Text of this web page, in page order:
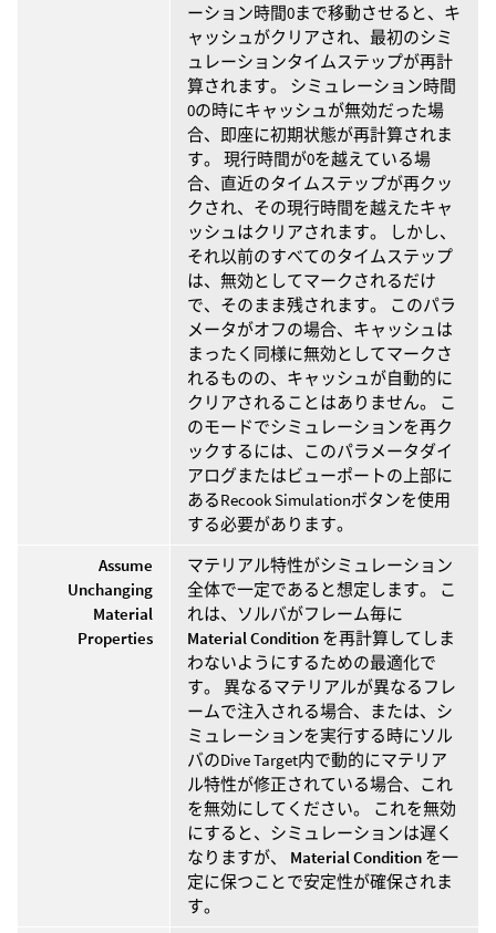
ーション時間0まで移動させると、キ
ャッシュがクリアされ、最初のシミ
ュレーションタイムステップが再計
算されます。 シミュレーション時間
0の時にキャッシュが無効だった場
合、即座に初期状態が再計算されま
す。 現行時間が0を越えている場
合、直近のタイムステップが再クッ
クされ、その現行時間を越えたキャ
ッシュはクリアされます。 しかし、
それ以前のすべてのタイムステップ
は、無効としてマークされるだけ
で、そのまま残されます。 このパラ
メータがオフの場合、キャッシュは
まったく同様に無効としてマークさ
れるものの、キャッシュが自動的に
クリアされることはありません。 こ
のモードでシミュレーションを再ク
ックするには、このパラメータダイ
アログまたはビューポートの上部に
あるRecook Simulationボタンを使用
する必要があります。
Assume
Unchanging
Material
Properties
マテリアル特性がシミュレーション
全体で一定であると想定します。 こ
れは、ソルバがフレーム毎に
Material Condition を再計算してしま
わないようにするための最適化で
す。 異なるマテリアルが異なるフレ
ームで注入される場合、または、シ
ミュレーションを実行する時にソル
バのDive Target内で動的にマテリア
ル特性が修正されている場合、これ
を無効にしてください。 これを無効
にすると、シミュレーションは遅く
なりますが、 Material Condition を一
定に保つことで安定性が確保されま
す。